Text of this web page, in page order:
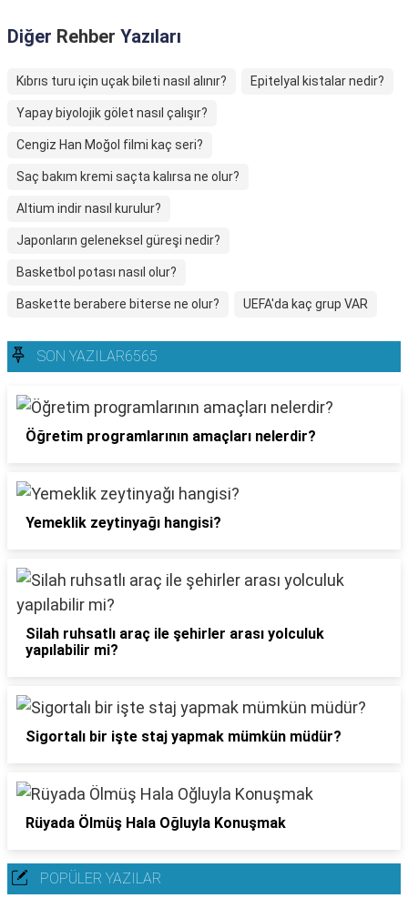
Diğer Rehber Yazıları
Kıbrıs turu için uçak bileti nasıl alınır? Epitelyal kistalar nedir?
Yapay biyolojik gölet nasıl çalışır?
Cengiz Han Moğol filmi kaç seri?
Saç bakım kremi saçta kalırsa ne olur?
Altium indir nasıl kurulur?
Japonların geleneksel güreşi nedir?
Basketbol potası nasıl olur?
Baskette berabere biterse ne olur? UEFA'da kaç grup VAR
SON YAZILAR6565
Öğretim programlarının amaçları nelerdir?
Yemeklik zeytinyağı hangisi?
Silah ruhsatlı araç ile şehirler arası yolculuk
yapılabilir mi?
Sigortalı bir işte staj yapmak mümkün müdür?
Rüyada Ölmüş Hala Oğluyla Konuşmak
POPÜLER YAZILAR